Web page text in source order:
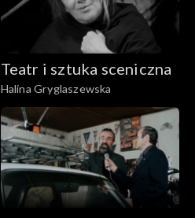
Teatr i sztuka sceniczna
Halina Gryglaszewska